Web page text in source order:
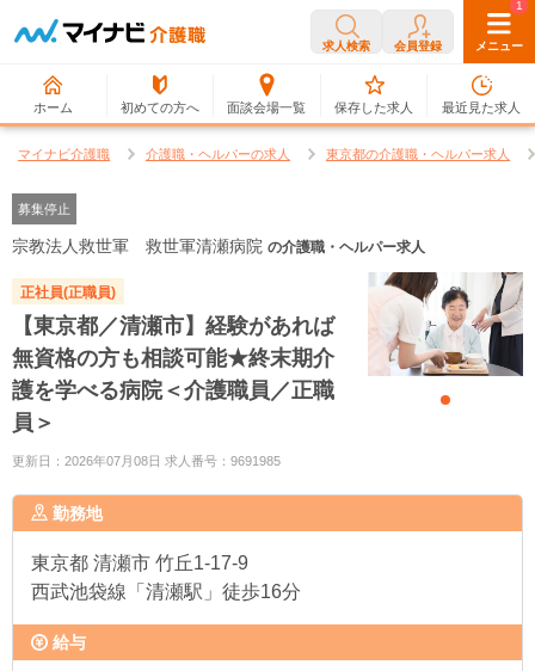
求人検索 会員登録 メニュー
ホーム 初めての方へ 面談会場一覧
0
保存した求人
1
最近見た求人
マイナビ介護職 介護職・ヘルパーの求人 東京都の介護職・ヘルパー求人
募集停止
宗教法人救世軍 救世軍清瀬病院 の介護職・ヘルパー求人
正社員(正職員)
【東京都／清瀬市】経験があれば
無資格の方も相談可能★終末期介
護を学べる病院＜介護職員／正職
員＞
更新日：2026年07月08日 求人番号：9691985
勤務地
東京都 清瀬市 竹丘1-17-9
西武池袋線「清瀬駅」徒歩16分
給与